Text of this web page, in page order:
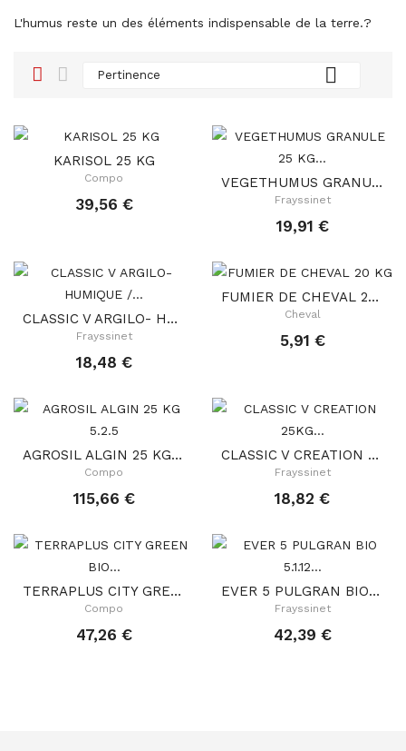
L'humus reste un des éléments indispensable de la terre.?
Pertinence 
KARISOL 25 KG
Compo
39,56 €
VEGETHUMUS GRANULE 25 KG 2,2.1,5.1 BIO
Frayssinet
19,91 €
CLASSIC V ARGILO- HUMIQUE / EVO SOL AH EN 25KG...
Frayssinet
18,48 €
FUMIER DE CHEVAL 20 KG
Cheval
5,91 €
AGROSIL ALGIN 25 KG 5.2.5
Compo
115,66 €
CLASSIC V CREATION 25KG 1,8.1.1 GR BIO
Frayssinet
18,82 €
TERRAPLUS CITY GREEN BIO 20 KG
Compo
47,26 €
EVER 5 PULGRAN BIO 5.1.12 25 Kg
Frayssinet
42,39 €